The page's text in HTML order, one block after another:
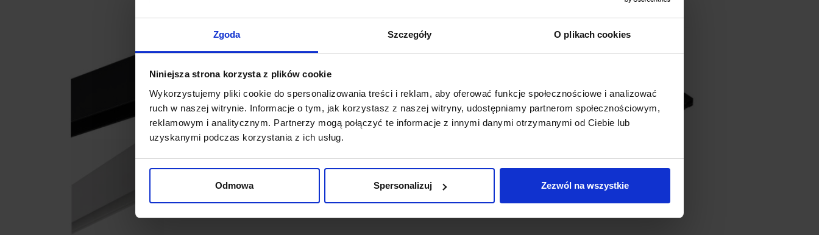
Zgoda Szczegóły O plikach cookies
Niniejsza strona korzysta z plików cookie
Wykorzystujemy pliki cookie do spersonalizowania treści i reklam, aby oferować funkcje społecznościowe i analizować
ruch w naszej witrynie. Informacje o tym, jak korzystasz z naszej witryny, udostępniamy partnerom społecznościowym,
reklamowym i analitycznym. Partnerzy mogą połączyć te informacje z innymi danymi otrzymanymi od Ciebie lub
uzyskanymi podczas korzystania z ich usług.
Odmowa Spersonalizuj Zezwól na wszystkie